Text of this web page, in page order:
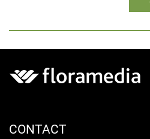
CONTACT